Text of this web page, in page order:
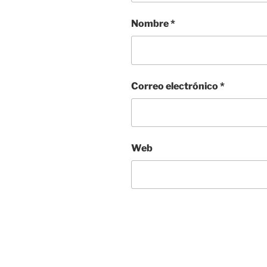
Nombre*
Correo electrónico*
Web